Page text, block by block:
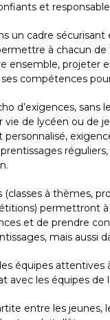
et
un cadre sécurisant
à chacun de
ensemble, projeter
compétences
d’exigences, sans
vie de lycéen ou de
à thèmes,
permettront
et de prendre
mais aussi
équipes attentives
avec les équipes de
entre les jeunes,